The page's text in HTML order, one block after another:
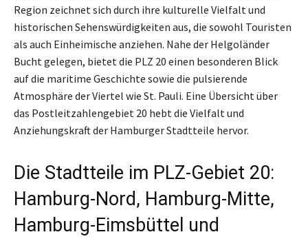
Region zeichnet sich durch ihre kulturelle Vielfalt und
historischen Sehenswürdigkeiten aus, die sowohl Touristen
als auch Einheimische anziehen. Nahe der Helgoländer
Bucht gelegen, bietet die PLZ 20 einen besonderen Blick
auf die maritime Geschichte sowie die pulsierende
Atmosphäre der Viertel wie St. Pauli. Eine Übersicht über
das Postleitzahlengebiet 20 hebt die Vielfalt und
Anziehungskraft der Hamburger Stadtteile hervor.
Die Stadtteile im PLZ-Gebiet 20:
Hamburg-Nord, Hamburg-Mitte,
Hamburg-Eimsbüttel und